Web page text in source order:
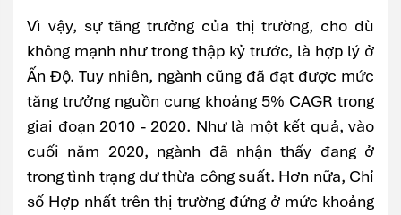
Vì vậy, sự tăng trưởng của thị trường, cho dù
không mạnh như trong thập kỷ trước, là hợp lý ở
Ấn Độ. Tuy nhiên, ngành cũng đã đạt được mức
tăng trưởng nguồn cung khoảng 5% CAGR trong
giai đoạn 2010 - 2020. Như là một kết quả, vào
cuối năm 2020, ngành đã nhận thấy đang ở
trong tình trạng dư thừa công suất. Hơn nữa, Chỉ
số Hợp nhất trên thị trường đứng ở mức khoảng